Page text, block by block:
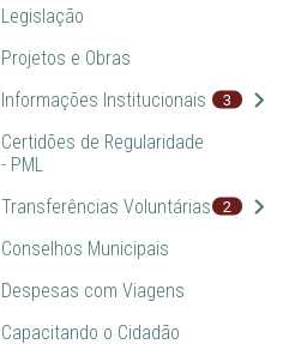
Legislação
Projetos e Obras
Informações Institucionais
3
Certidões de Regularidade
- PML
Transferências Voluntárias
2
Conselhos Municipais
Despesas com Viagens
Capacitando o Cidadão